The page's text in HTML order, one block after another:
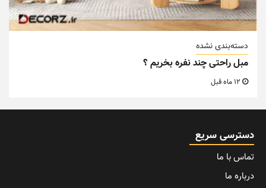
دسته‌بندی نشده
مبل راحتی چند نفره بخریم ؟
دسترسی سریع
تماس با ما
درباره ما